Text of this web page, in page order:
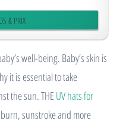
& PRIX
well-being. Baby’s skin is
it is essential to take
the sun. THE UV hats for
sunstroke and more